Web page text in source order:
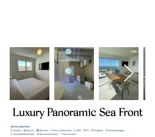
Luxury Panoramic Sea Front